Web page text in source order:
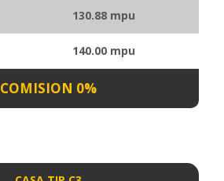
130.88 mpu
140.00 mpu
COMISION 0%